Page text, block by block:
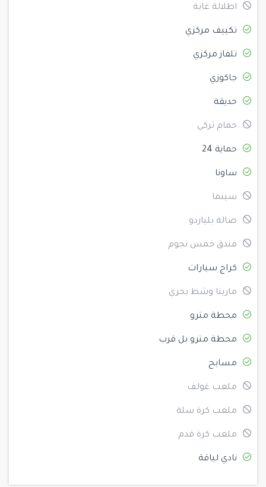
اطلالة غابة
تكييف مركزي
تلفاز مركزي
جاكوزي
حديقة
حمام تركي
حماية 24
ساونا
سينما
صالة بلياردو
فندق خمس نجوم
كراج سيارات
مارينا وشط بحري
محطة مترو
محطة مترو بل قرب
مسابح
ملعب غولف
ملعب كرة سلة
ملعب كرة قدم
نادي لياقة